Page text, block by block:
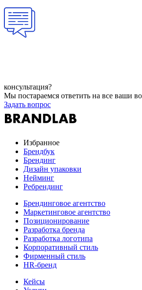
консультация?
Мы постараемся ответить на все ваши
Задать вопрос
Избранное
Брендбук
Брендинг
Дизайн упаковки
Нейминг
Ребрендинг
Брендинговое агентство
Маркетинговое агентство
Позиционирование
Разработка бренда
Разработка логотипа
Корпоративный стиль
Фирменный стиль
HR-бренд
Кейсы